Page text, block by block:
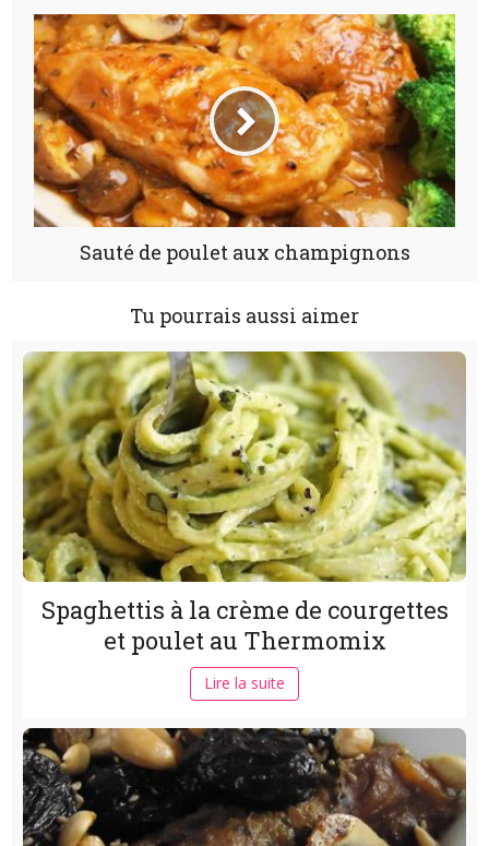
Sauté de poulet aux champignons
Tu pourrais aussi aimer
Spaghettis à la crème de courgettes
et poulet au Thermomix
Lire la suite